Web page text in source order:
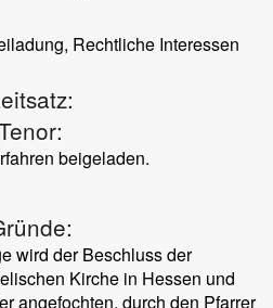
Rechtliche Interessen
beigeladen.
wird der Beschluss der
Kirche in Hessen und
angefochten, durch den Pfarrer